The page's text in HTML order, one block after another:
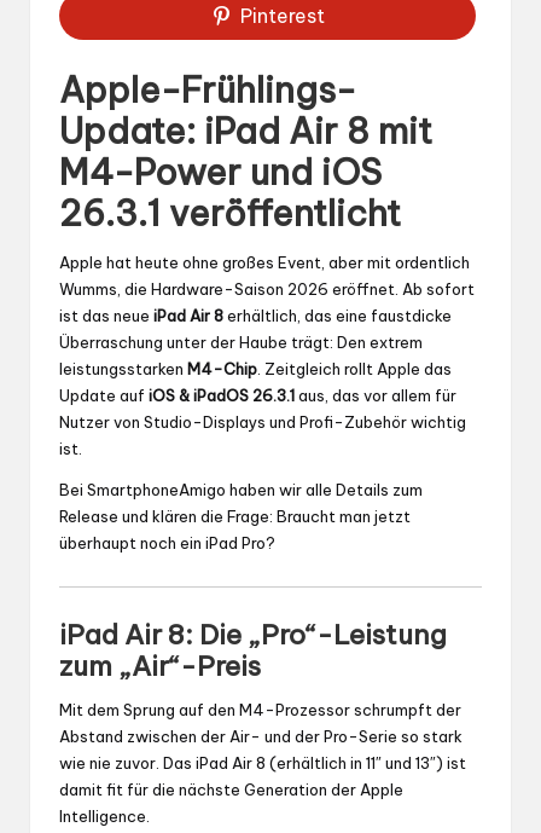
Pinterest
Apple-Frühlings-
Update: iPad Air 8 mit
M4-Power und iOS
26.3.1 veröffentlicht
Apple hat heute ohne großes Event, aber mit ordentlich
Wumms, die Hardware-Saison 2026 eröffnet. Ab sofort
ist das neue iPad Air 8erhältlich, das eine faustdicke
Überraschung unter der Haube trägt: Den extrem
leistungsstarken M4-Chip . Zeitgleich rollt Apple das
Update auf iOS & iPadOS 26.3.1aus, das vor allem für
Nutzer von Studio-Displays und Profi-Zubehör wichtig
ist.
Bei SmartphoneAmigo haben wir alle Details zum
Release und klären die Frage: Braucht man jetzt
überhaupt noch ein iPad Pro?
iPad Air 8: Die „Pro“-Leistung
zum „Air“-Preis
Mit dem Sprung auf den M4-Prozessor schrumpft der
Abstand zwischen der Air- und der Pro-Serie so stark
wie nie zuvor. Das iPad Air 8 (erhältlich in 11″ und 13″) ist
damit fit für die nächste Generation der Apple
Intelligence.